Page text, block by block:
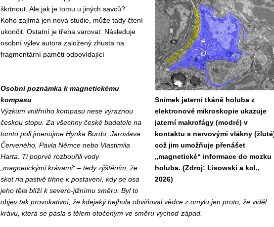
Snímek jaterní tkáně holuba z
elektronové mikroskopie ukazuje
jaterní makrofágy (modré) v
kontaktu s nervovými vlákny
což jim umožňuje přenášet
„magnetické“ informace do mozku
holuba. (Zdroj: Lisowski a kol.,
2026)
škrtnout. Ale jak je tomu u jiných savců?
Koho zajímá jen nová studie, může tady čtení
ukončit. Ostatní je třeba varovat: Následuje
osobní výlev autora založený zhusta na
fragmentární paměti odpovídající
Osobní poznámka k magnetickému
kompasu
Výzkum vnitřního kompasu nese výraznou
českou stopu. Za všechny české badatele na
tomto poli jmenujme Hynka Burdu, Jaroslava
Červeného, Pavla Němce nebo Vlastimila
Harta. Ti poprvé rozbouřili vody
„magnetickými krávami“ – tedy zjištěním, že
skot na pastvě tíhne k postavení, kdy se osa
jeho těla blíží k severo-jižnímu směru. Byl to
objev tak provokativní, že kdejaký hejhula obviňoval vědce z omylu jen proto, že viděl
krávu, která se pásla s tělem otočeným ve směru východ-západ.